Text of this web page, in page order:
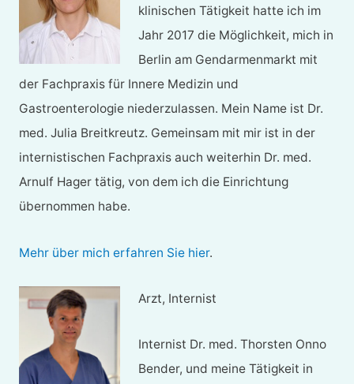
klinischen Tätigkeit hatte ich im
Jahr 2017 die Möglichkeit, mich in
Berlin am Gendarmenmarkt mit
der Fachpraxis für Innere Medizin und
Gastroenterologie niederzulassen. Mein Name ist Dr.
med. Julia Breitkreutz. Gemeinsam mit mir ist in der
internistischen Fachpraxis auch weiterhin Dr. med.
Arnulf Hager tätig, von dem ich die Einrichtung
übernommen habe.
Mehr über mich erfahren Sie hier.
Arzt, Internist
Internist Dr. med. Thorsten Onno
Bender, und meine Tätigkeit in